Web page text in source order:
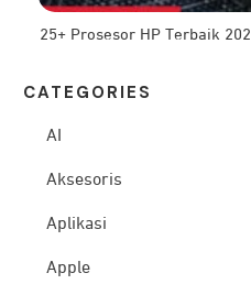
25+ Prosesor HP Terbaik
CATEG ORIES
AI
Aksesoris
Aplikasi
Apple